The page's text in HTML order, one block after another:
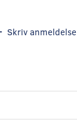
Skriv anmeldelse